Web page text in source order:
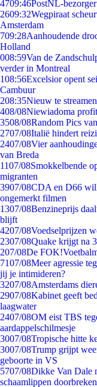
4709:46PostNL-
2609:32Wegpiraat
Amsterdam
709:28Aanhoudende
Holland
008:59Van de
verder in Montreal
108:56Excelsior opent
Cambuur
208:35Nieuw te
408/08Niewiadoma
3508/08Random Pics
2707/08Italië hindert
2407/08Vier
van Breda
1107/08Smokkelbende
migranten
3907/08CDA en D66
ongemerkt filmen
1307/08Benzineprijs
blijft
4207/08Voedselprijzen
2307/08Quake krijgt na
207/08De
7107/08Meer agressie
jij je intimideren?
3207/08Amsterdams
2907/08Kabinet geeft
laagwater
2407/08OM eist TBS
aardappelschilmesje
3007/08Tropische hitte
3007/08Trump grijpt
geboorte in VS
5707/08Dikke Van Dale
schaamlippen